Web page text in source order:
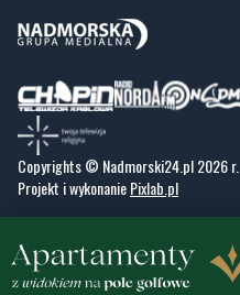
Copyrights © Nadmorski24.pl 2026 r.
Projekt i wykonaniePixlab.pl